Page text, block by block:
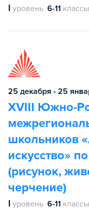
Ⅰ уровень 6-11 классы
25 декабря - 25
XVIII Южно-
школьников
искусство»
(рисунок,
черчение)
Ⅰ уровень 6-11 классы